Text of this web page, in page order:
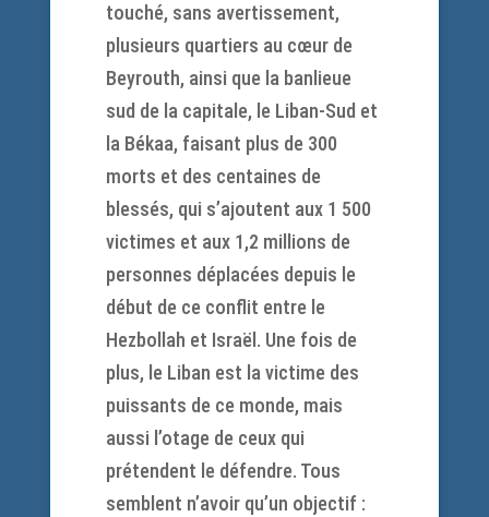
touché, sans avertissement,
plusieurs quartiers au cœur de
Beyrouth, ainsi que la banlieue
sud de la capitale, le Liban-Sud et
la Békaa, faisant plus de 300
morts et des centaines de
blessés, qui s’ajoutent aux 1 500
victimes et aux 1,2 millions de
personnes déplacées depuis le
début de ce conflit entre le
Hezbollah et Israël. Une fois de
plus, le Liban est la victime des
puissants de ce monde, mais
aussi l’otage de ceux qui
prétendent le défendre. Tous
semblent n’avoir qu’un objectif :